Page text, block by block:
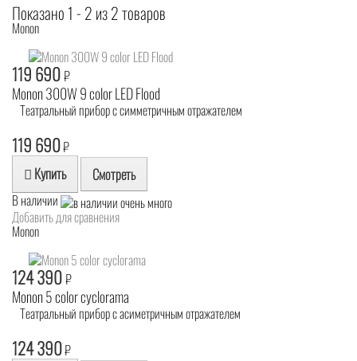
Показано 1 - 2 из 2 товаров
Monon
119 690₽
Monon 300W 9 color LED Flood
Театральный прибор с симметричным отражателем
119 690₽
Купить Смотреть
В наличии
Добавить для сравнения
Monon
124 390₽
Monon 5 color cyclorama
Театральный прибор с асиметричным отражателем
124 390₽